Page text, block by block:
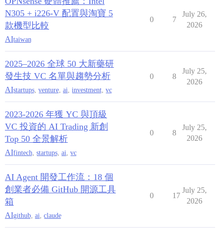
N305 + i226-V 配置與淘寶 5
款機型比較
AItaiwan
0 7
July 26,
2026
2025–2026 全球 50 大新藥研
發生技 VC 名單與趨勢分析
AIstartups venture ai investment vc
0 8
July 25,
2026
2023-2026 年獲 YC 與頂級
VC 投資的 AI Trading 新創
Top 50 全景解析
AIfintech startups ai vc
0 8
July 25,
2026
AI Agent 開發工作流：18 個
創業者必備 GitHub 開源工具
箱
AIgithub ai claude
0 17
July 25,
2026